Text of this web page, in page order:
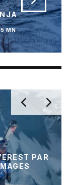
MN ·
PAR